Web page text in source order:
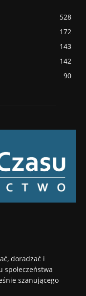
528
172
143
142
90
doradzać i
szanującego